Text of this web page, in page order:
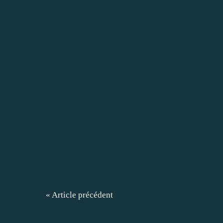
« Article précédent